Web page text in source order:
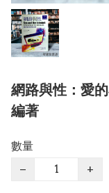
網路與性：愛
編著
數量
−
+